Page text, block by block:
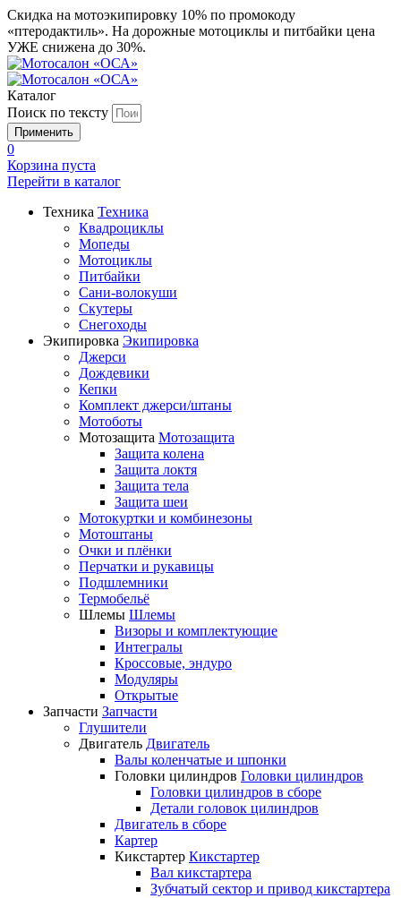
Скидка на мотоэкипировку 10% по промокоду
«птеродактиль». На дорожные мотоциклы и питбайки цена
УЖЕ снижена до 30%.
Каталог
Поиск по тексту
0
Корзина пуста
Перейти в каталог
Техника Техника
Квадроциклы
Мопеды
Мотоциклы
Питбайки
Сани-волокуши
Скутеры
Снегоходы
Экипировка Экипировка
Джерси
Дождевики
Кепки
Комплект джерси/штаны
Мотоботы
Мотозащита Мотозащита
Защита колена
Защита локтя
Защита тела
Защита шеи
Мотокуртки и комбинезоны
Мотоштаны
Очки и плёнки
Перчатки и рукавицы
Подшлемники
Термобельё
Шлемы Шлемы
Визоры и комплектующие
Интегралы
Кроссовые, эндуро
Модуляры
Открытые
Запчасти Запчасти
Глушители
Двигатель Двигатель
Валы коленчатые и шпонки
Головки цилиндров Головки цилиндров
Головки цилиндров в сборе
Детали головок цилиндров
Двигатель в сборе
Картер
Кикстартер Кикстартер
Вал кикстартера
Зубчатый сектор и привод кикстартера